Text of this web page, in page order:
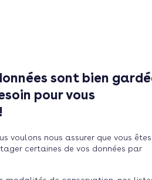
sont bien
pour vous
voulons nous assurer que vous êtes
certaines de vos données par
un client de signer un dev ...
un client